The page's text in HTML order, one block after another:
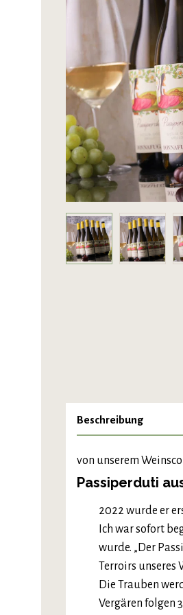
Beschreibung
von unserem
Passiperduti
2022 wurde er
Ich war sofort
wurde. „Der
Terroirs unseres
Die Trauben
Vergären folgen